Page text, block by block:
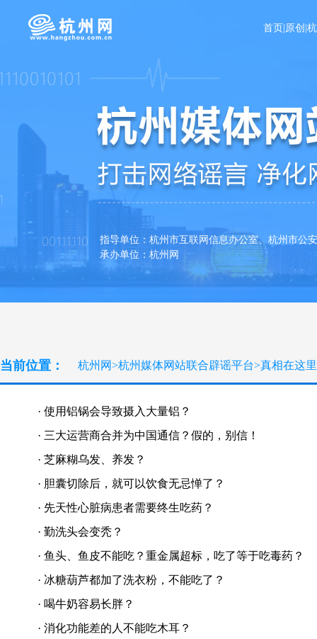
首页 原创 |
指导单位：杭州市互联网信息办公室、杭州
承办单位：杭州网
当前位置： 杭州网>杭州媒体网站联合辟谣平台>真相在这里
· 使用铝锅会导致摄入大量铝？
· 三大运营商合并为中国通信？假的，别信！
· 芝麻糊乌发、养发？
· 胆囊切除后，就可以饮食无忌惮了？
· 先天性心脏病患者需要终生吃药？
· 勤洗头会变秃？
· 鱼头、鱼皮不能吃？重金属超标，吃了等于吃毒药？
· 冰糖葫芦都加了洗衣粉，不能吃了？
· 喝牛奶容易长胖？
· 消化功能差的人不能吃木耳？